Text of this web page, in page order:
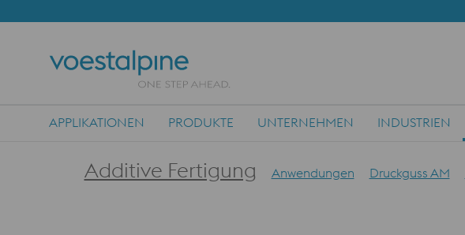
APPLIKATIONEN PRODUKTE UNTERNEHMEN INDUSTRIEN
Additive Fertigung Anwendungen Druckguss AM